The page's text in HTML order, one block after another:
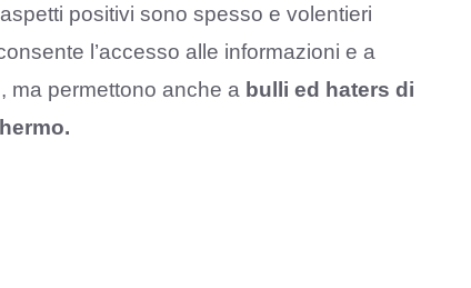
positivi sono spesso e volentieri
l’accesso alle informazioni e a
ma permettono anche a bulli ed haters di